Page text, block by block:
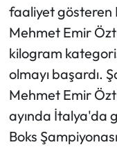
faaliyet gösteren
Mehmet Emir
kilogram
olmayı başardı.
Mehmet Emir
ayında İtalya'da
Boks